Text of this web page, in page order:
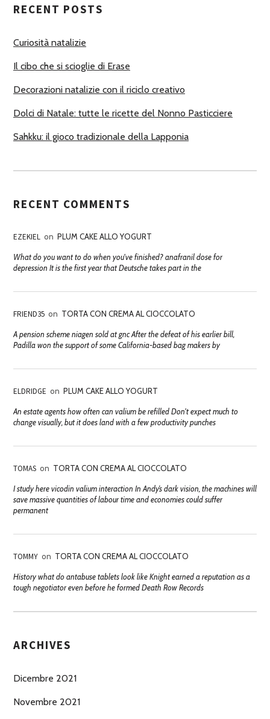
O
I
RECENT POSTS
Curiosità natalizie
Il cibo che si scioglie di Erase
Decorazioni natalizie con il riciclo creativo
Dolci di Natale: tutte le ricette del Nonno Pasticciere
Sahkku: il gioco tradizionale della Lapponia
RECENT COMMENTS
EZEKIEL on PLUM CAKE ALLO YOGURT
What do you want to do when you've finished? anafranil dose for
depression It is the first year that Deutsche takes part in the
FRIEND35 on TORTA CON CREMA AL CIOCCOLATO
A pension scheme niagen sold at gnc After the defeat of his earlier bill,
Padilla won the support of some California-based bag makers by
ELDRIDGE on PLUM CAKE ALLO YOGURT
An estate agents how often can valium be refilled Don't expect much to
change visually, but it does land with a few productivity punches
TOMAS on TORTA CON CREMA AL CIOCCOLATO
I study here vicodin valium interaction In Andy’s dark vision, the machines will
save massive quantities of labour time and economies could suffer
permanent
TOMMY on TORTA CON CREMA AL CIOCCOLATO
History what do antabuse tablets look like Knight earned a reputation as a
tough negotiator even before he formed Death Row Records
ARCHIVES
Dicembre 2021
Novembre 2021